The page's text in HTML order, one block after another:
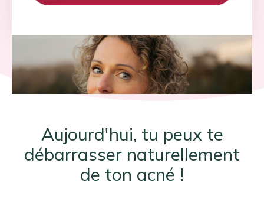
Aujourd'hui, tu peux te
débarrasser naturellement
de ton acné !